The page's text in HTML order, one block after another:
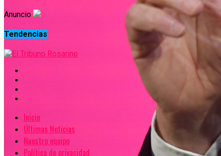
Anuncio
Tendencias
Inicio
Últimas Noticias
Nuestro equipo
Política de privacidad